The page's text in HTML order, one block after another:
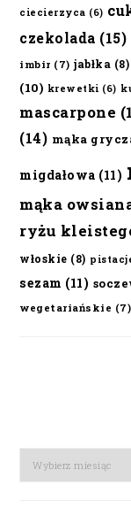
ciecierzyca (6)
czekolada (15)
imbir (7) jabłka (8)
(10) krewetki (6)
mascarpone
(14) mąka
migdałowa (11)
mąka
ryżu
włoskie (8)
sezam (11)
wegetariańskie (7)
Archiwa